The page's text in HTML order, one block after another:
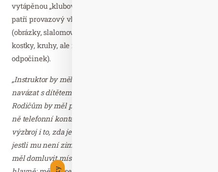
vytápěnou „klubovnu“. Mezi dnes standardní vybavení
patří provazový vlek, pohyblivý pás a barevné pomůcky
(obrázky, slalomové tyče, podjížděcí branky, barevné
kostky, kruhy, ale i pytle či hranoly na sezení a
odpočinek).
„Instruktor by měl působit mile, vám i dítěti se představit,
navázat s dítětem kontakt, zeptat se na jméno, záliby…
Rodičům by měl podat informace o výuce a vyžádat si na
ně telefonní kontakt. Měl by zkontrolovat lyžařskou
výzbroj i to, zda je dítě dostatečně oblečené, zeptat se ho,
jestli mu není zima či mu něco nechybí. S rodiči by si
měl domluvit místo převzetí dítěte po skončení výuky a